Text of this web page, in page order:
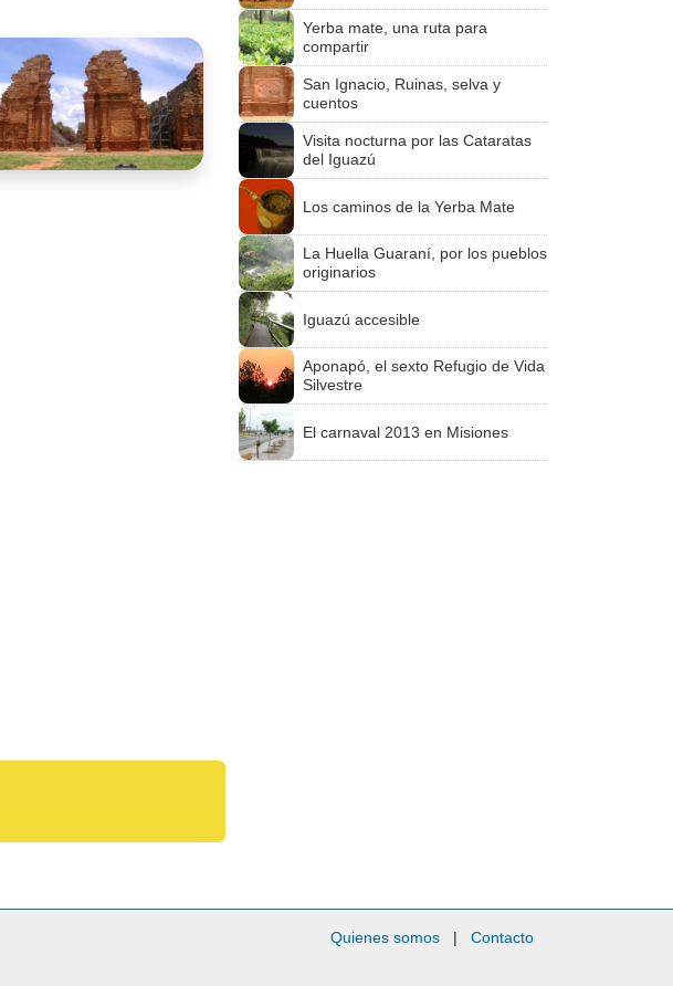
Yerba mate, una ruta para
compartir
San Ignacio, Ruinas, selva y
cuentos
Visita nocturna por las Cataratas
del Iguazú
Los caminos de la Yerba Mate
La Huella Guaraní, por los pueblos
originarios
Iguazú accesible
Aponapó, el sexto Refugio de Vida
Silvestre
El carnaval 2013 en Misiones
Quienes somos | Contacto